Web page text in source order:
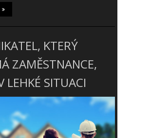
KTERÝ
ZAMĚSTNANCE,
LEHKÉ SITUACI